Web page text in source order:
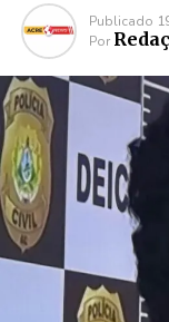
Publicado
Por